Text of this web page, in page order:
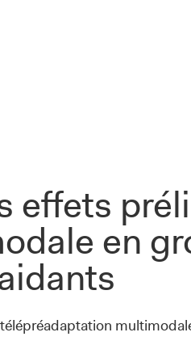
effets
en